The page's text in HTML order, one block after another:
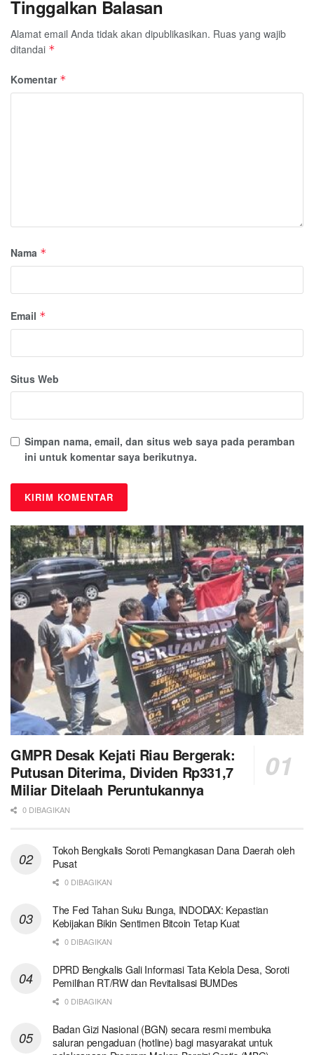
Tinggalkan Balasan
Alamat email Anda tidak akan dipublikasikan. Ruas yang wajib
ditandai *
Komentar *
Nama *
Email *
Situs Web
Simpan nama, email, dan situs web saya pada peramban
ini untuk komentar saya berikutnya.
GMPR Desak Kejati Riau Bergerak:
Putusan Diterima, Dividen Rp331,7
Miliar Ditelaah Peruntukannya
0 DIBAGIKAN
Tokoh Bengkalis Soroti Pemangkasan Dana Daerah oleh
Pusat
0 DIBAGIKAN
The Fed Tahan Suku Bunga, INDODAX: Kepastian
Kebijakan Bikin Sentimen Bitcoin Tetap Kuat
0 DIBAGIKAN
DPRD Bengkalis Gali Informasi Tata Kelola Desa, Soroti
Pemilihan RT/RW dan Revitalisasi BUMDes
0 DIBAGIKAN
Badan Gizi Nasional (BGN) secara resmi membuka
saluran pengaduan (hotline) bagi masyarakat untuk